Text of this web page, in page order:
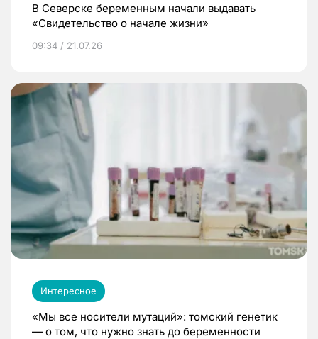
В Северске беременным начали выдавать
«Свидетельство о начале жизни»
09:34 / 21.07.26
Интересное
«Мы все носители мутаций»: томский генетик
— о том, что нужно знать до беременности